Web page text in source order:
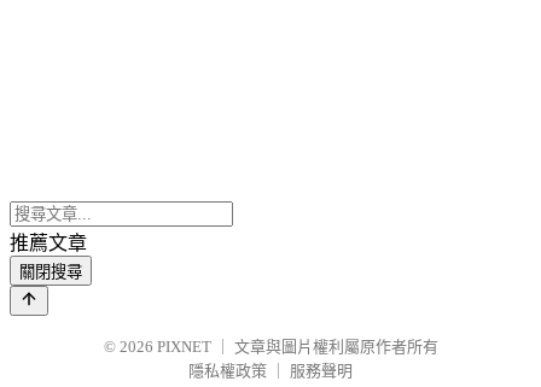
推薦文章
關閉搜尋
© 2026 PIXNET
文章與圖片權利屬原作者所有
隱私權政策
服務聲明